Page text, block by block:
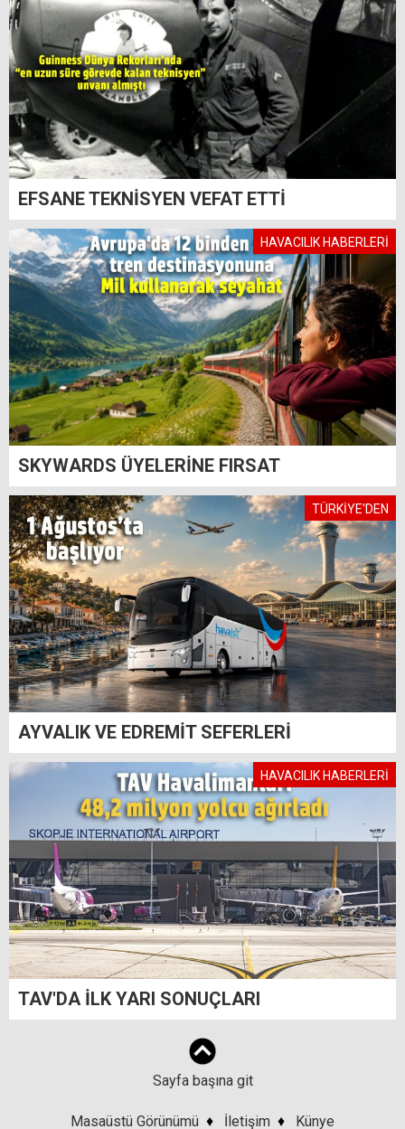
EFSANE TEKNİSYEN VEFAT ETTİ
HAVACILIK HABERLERİ
SKYWARDS ÜYELERİNE FIRSAT
TÜRKİYE'DEN
AYVALIK VE EDREMİT SEFERLERİ
HAVACILIK HABERLERİ
TAV'DA İLK YARI SONUÇLARI
Sayfa başına git
Masaüstü Görünümü ♦ İletişim ♦ Künye